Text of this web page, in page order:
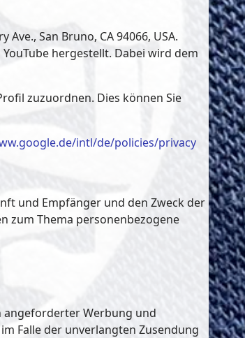
San Bruno, CA 94066, USA.
hergestellt. Dabei wird dem
zuzuordnen. Dies können Sie
intl/de/policies/privacy
und Empfänger und den Zweck der
zum Thema personenbezogene
angeforderter Werbung und
Falle der unverlangten Zusendung